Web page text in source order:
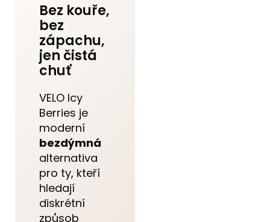
Bez kouře,
bez
zápachu,
jen čistá
chuť
VELO Icy
Berries je
moderní
bezdýmná
alternativa
pro ty, kteří
hledají
diskrétní
způsob